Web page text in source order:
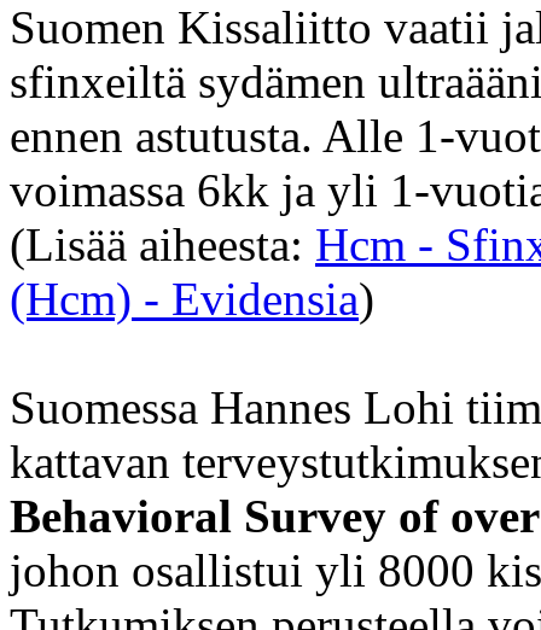
Suomen Kissaliitto vaatii
sfinxeiltä sydämen
ennen astutusta. Alle 1-
voimassa 6kk ja yli 1-
(Lisää aiheesta: Hcm -
(Hcm) - Evidensia)
Suomessa Hannes Lohi
kattavan
Behavioral Survey of
johon osallistui yli 8000